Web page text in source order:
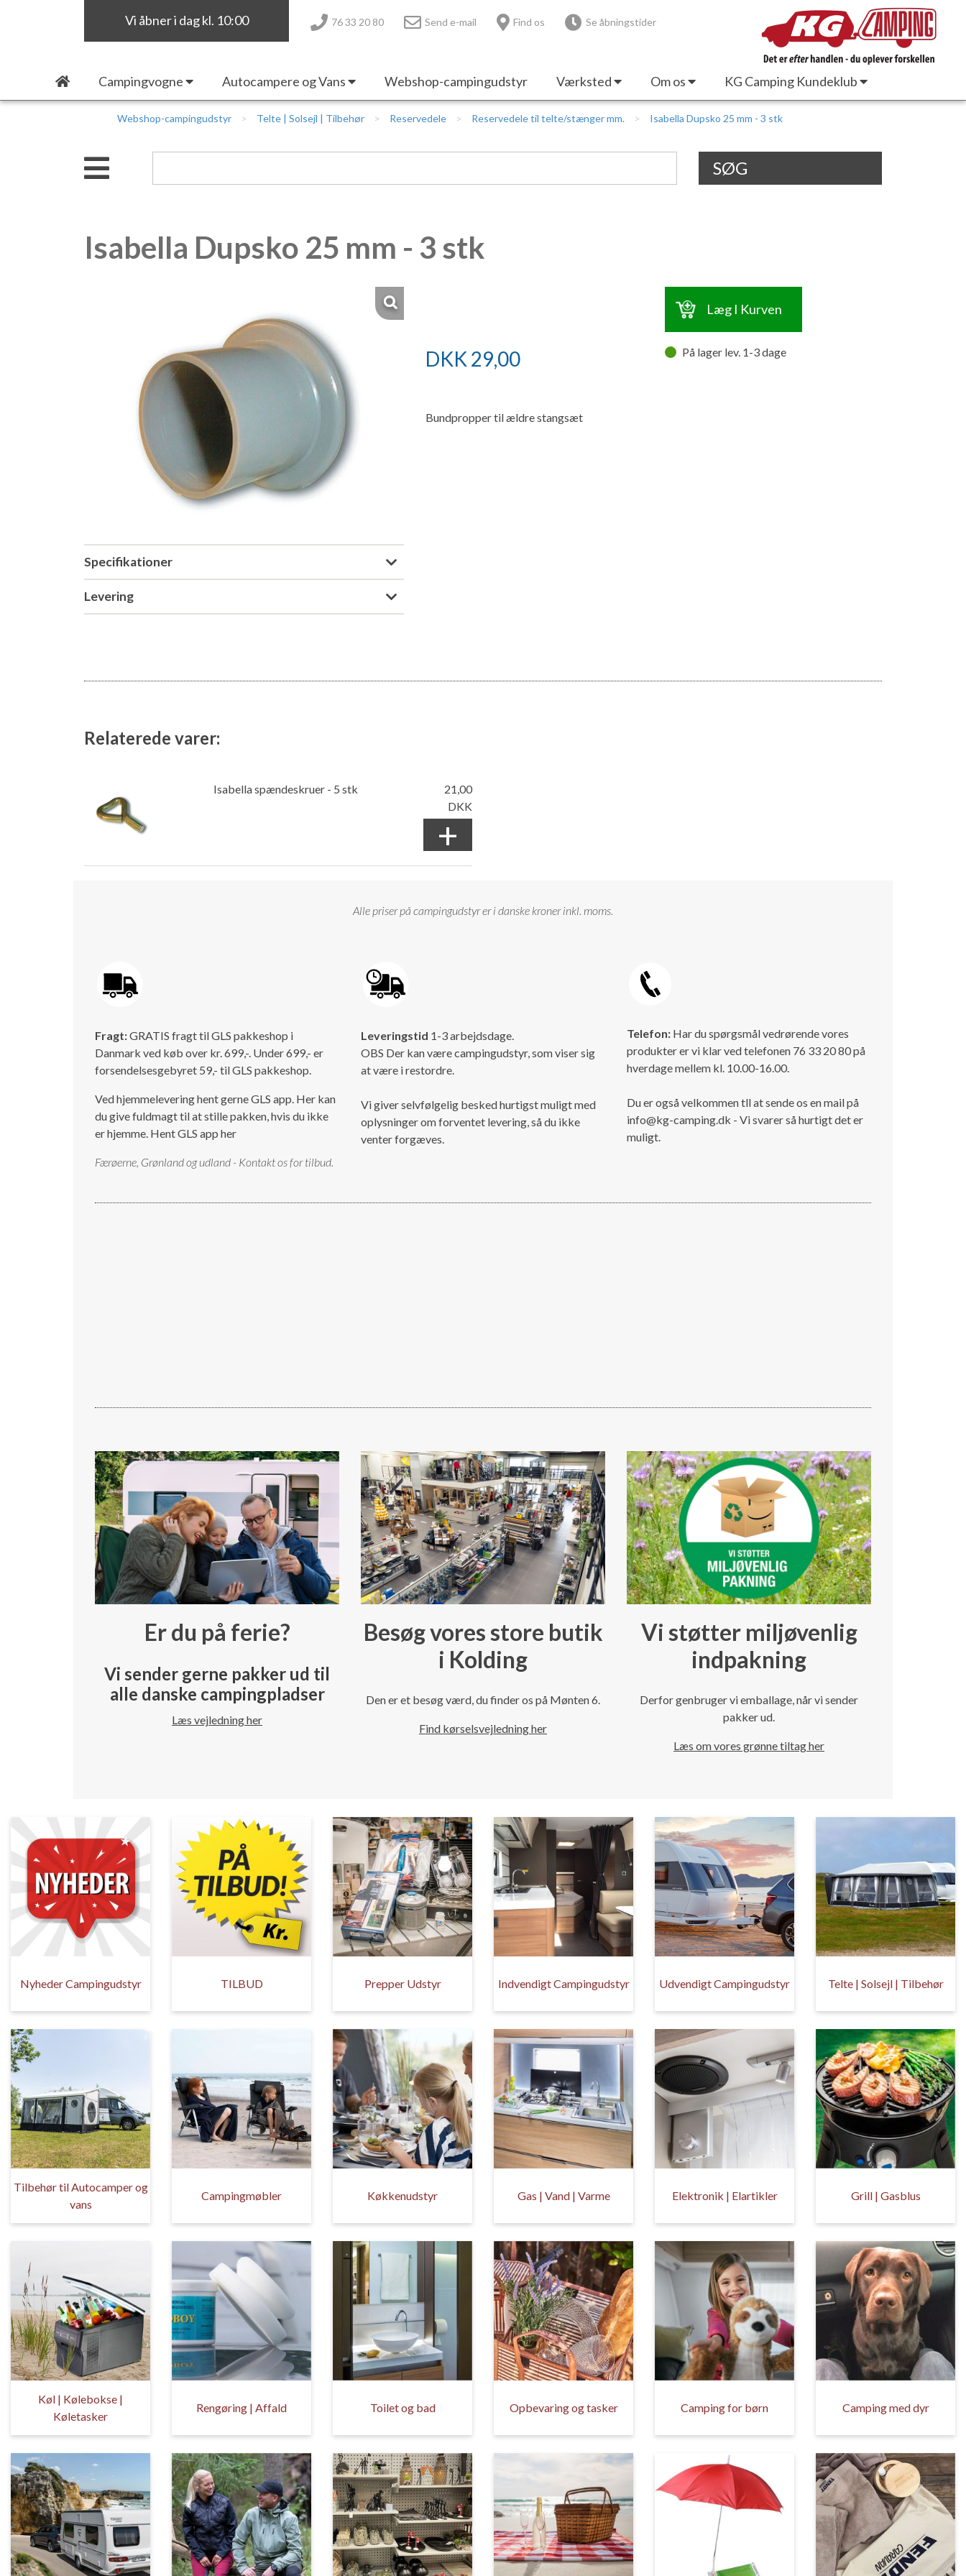
Vi åbner i dag kl. 10:00 76 33 20 80 Send e-mail Find os Se åbningstider
Campingvogne Autocampere og Vans Webshop-campingudstyr Værksted Om os KG Camping Kundeklub
Webshop-campingudstyr Telte | Solsejl | Tilbehør Reservedele Reservedele til telte/stænger mm. Isabella Dupsko 25 mm - 3 stk
SØG
Isabella Dupsko 25 mm - 3 stk
Specifikationer
Levering
Læg I Kurven
DKK 29,00 På lager lev. 1-3 dage
Bundpropper til ældre stangsæt
Relaterede varer:
Isabella spændeskruer - 5 stk
21,00
DKK
+
Alle priser på campingudstyr er i danske kroner inkl. moms.
Fragt:GRATIS fragt til GLS pakkeshop i
Danmark ved køb over kr. 699,-. Under 699,- er
forsendelsesgebyret 59,- til GLS pakkeshop.
Ved hjemmelevering hent gerne GLS app. Her kan
du give fuldmagt til at stille pakken, hvis du ikke
er hjemme. Hent GLS app her
Færøerne, Grønland og udland - Kontakt os for tilbud.
Leveringstid 1-3 arbejdsdage.
OBS Der kan være campingudstyr, som viser sig
at være i restordre.
Vi giver selvfølgelig besked hurtigst muligt med
oplysninger om forventet levering, så du ikke
venter forgæves.
Telefon: Har du spørgsmål vedrørende vores
produkter er vi klar ved telefonen 76 33 20 80 på
hverdage mellem kl. 10.00-16.00.
Du er også velkommen tll at sende os en mail på
info@kg-camping.dk - Vi svarer så hurtigt det er
muligt.
Er du på ferie?
Vi sender gerne pakker ud til
alle danske campingpladser
Læs vejledning her
Besøg vores store butik
i Kolding
Den er et besøg værd, du finder os på Mønten 6.
Find kørselsvejledning her
Vi støtter miljøvenlig
indpakning
Derfor genbruger vi emballage, når vi sender
pakker ud.
Læs om vores grønne tiltag her
Nyheder Campingudstyr TILBUD Prepper Udstyr Indvendigt Campingudstyr Udvendigt Campingudstyr Telte | Solsejl | Tilbehør
Tilbehør til Autocamper og
vans
Campingmøbler Køkkenudstyr Gas | Vand | Varme Elektronik | Elartikler Grill | Gasblus
Køl | Kølebokse |
Køletasker
Rengøring | Affald Toilet og bad Opbevaring og tasker Camping for børn Camping med dyr